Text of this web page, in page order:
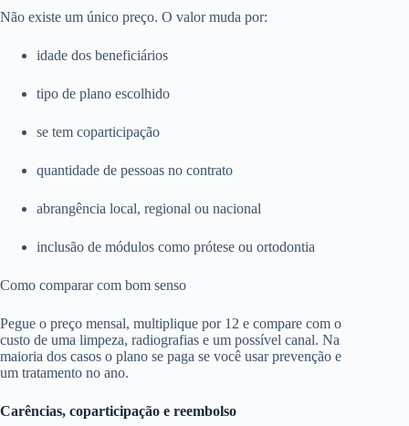
Não existe um único preço. O valor muda por:
idade dos beneficiários
tipo de plano escolhido
se tem coparticipação
quantidade de pessoas no contrato
abrangência local, regional ou nacional
inclusão de módulos como prótese ou ortodontia
Como comparar com bom senso
Pegue o preço mensal, multiplique por 12 e compare com o
custo de uma limpeza, radiografias e um possível canal. Na
maioria dos casos o plano se paga se você usar prevenção e
um tratamento no ano.
Carências, coparticipação e reembolso